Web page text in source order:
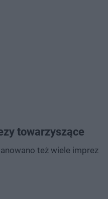
towarzyszące
też wiele imprez